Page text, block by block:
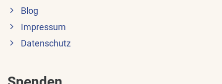
Blog
Impressum
Datenschutz